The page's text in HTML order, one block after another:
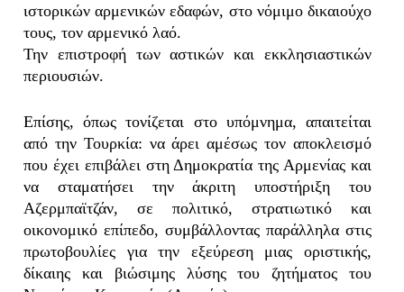
ιστορικών αρμενικών εδαφών, στο νόμιμο δικαιούχο
τους, τον αρμενικό λαό.
Την επιστροφή των αστικών και εκκλησιαστικών
περιουσιών.
Επίσης, όπως τονίζεται στο υπόμνημα, απαιτείται
από την Τουρκία: να άρει αμέσως τον αποκλεισμό
που έχει επιβάλει στη Δημοκρατία της Αρμενίας και
να σταματήσει την άκριτη υποστήριξη του
Αζερμπαϊτζάν, σε πολιτικό, στρατιωτικό και
οικονομικό επίπεδο, συμβάλλοντας παράλληλα στις
πρωτοβουλίες για την εξεύρεση μιας οριστικής,
δίκαιης και βιώσιμης λύσης του ζητήματος του